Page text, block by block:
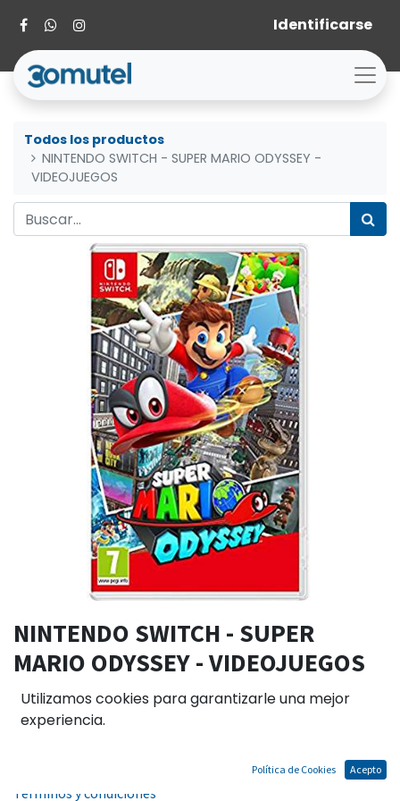
Identificarse
Todos los productos
NINTENDO SWITCH - SUPER MARIO ODYSSEY -
VIDEOJUEGOS
NINTENDO SWITCH - SUPER
MARIO ODYSSEY - VIDEOJUEGOS
Términos y condiciones
Utilizamos cookies para garantizarle una mejor
experiencia.
Política de Cookies Acepto